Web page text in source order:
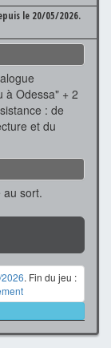
le 20/05/2026.
à Odessa" + 2
: de
et du
au sort.
. Fin du jeu :